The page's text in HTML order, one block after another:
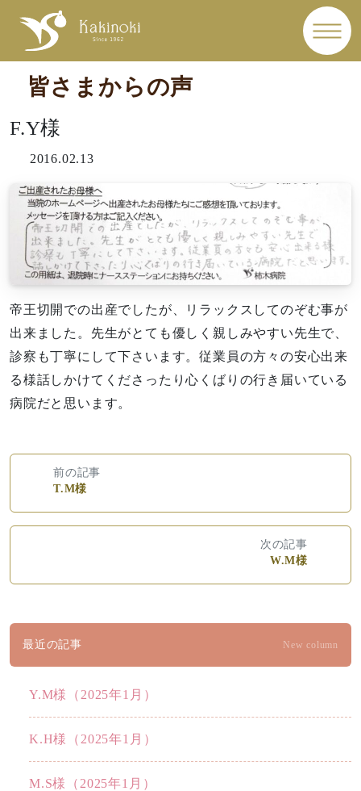
皆さまからの声
F.Y様
2016.02.13
帝王切開での出産でしたが、リラックスしてのぞむ事が
出来ました。先生がとても優しく親しみやすい先生で、
診察も丁寧にして下さいます。従業員の方々の安心出来
る様話しかけてくださったり心くばりの行き届いている
病院だと思います。
前の記事
T.M様
次の記事
W.M様
最近の記事 New column
Y.M様（2025年1月）
K.H様（2025年1月）
M.S様（2025年1月）